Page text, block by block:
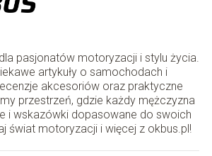
pasjonatów motoryzacji i stylu życia.
artykuły o samochodach i
akcesoriów oraz praktyczne
przestrzeń, gdzie każdy mężczyzna
i wskazówki dopasowane do swoich
świat motoryzacji i więcej z okbus.pl!